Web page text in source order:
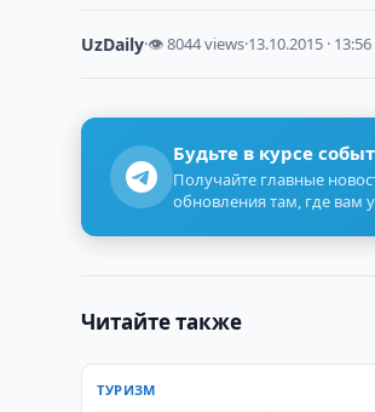
UzDaily·👁 8044 views·13.10.2015 · 13:56
Будьте в курсе
Получайте главные
обновления там, где вам
Читайте также
ТУРИЗМ